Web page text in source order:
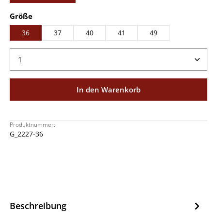
Größeauswählen
36 37 40 41 49
Produkt Anzahl: Gib den gewünschten Wert ein
In den Warenkorb
Produktnummer:
G_2227-36
Beschreibung